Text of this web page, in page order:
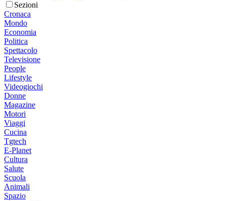
Sezioni
Cronaca
Mondo
Economia
Politica
Spettacolo
Televisione
People
Lifestyle
Videogiochi
Donne
Magazine
Motori
Viaggi
Cucina
Tgtech
E-Planet
Cultura
Salute
Scuola
Animali
Spazio